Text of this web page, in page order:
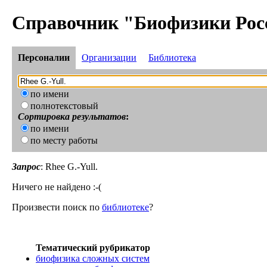
Справочник "Биофизики
Персоналии Организации Библиотека
по имени
полнотекстовый
Сортировка результатов:
по имени
по месту работы
Запрос: Rhee G.-Yull.
Ничего не найдено :-(
Произвести поиск по библиотеке?
Тематический рубрикатор
биофизика сложных систем